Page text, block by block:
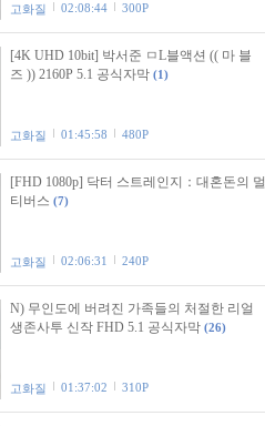
고화질 02:08:44 300P
[4K UHD 10bit] 박서준 ㅁL블액션 (( 마 블
즈 )) 2160P 5.1 공식자막 (1)
고화질 01:45:58 480P
[FHD 1080p] 닥터 스트레인지：대혼돈의 멀
티버스 (7)
고화질 02:06:31 240P
N) 무인도에 버려진 가족들의 처절한 리얼
생존사투 신작 FHD 5.1 공식자막 (26)
고화질 01:37:02 310P